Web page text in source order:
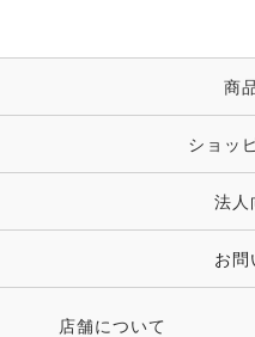
時計・財布・キーケース
キーホルダー・チャーム
その他 ファッション雑貨
ピン・ブローチ・コサー
その他 アクセサリー
商
ショッ
法人
お問
店舗について